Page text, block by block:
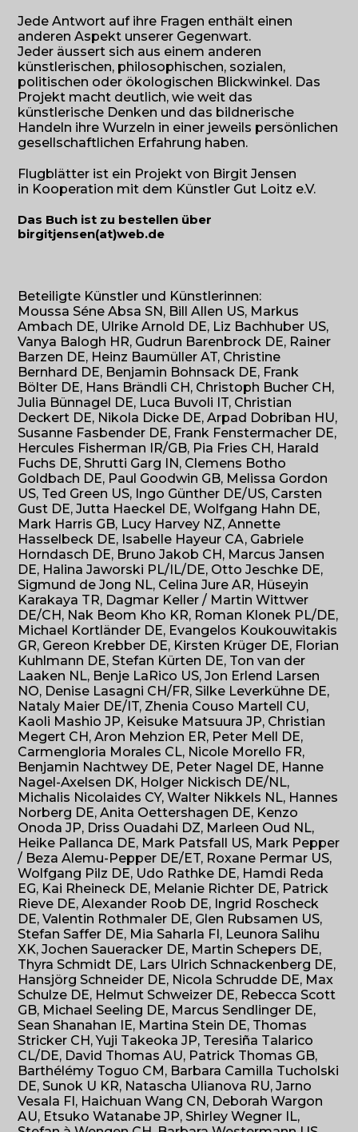
Jede Antwort auf ihre Fragen enthält einen
anderen Aspekt unserer Gegenwart.
Jeder äussert sich aus einem anderen
künstlerischen, philosophischen, sozialen,
politischen oder ökologischen Blickwinkel. Das
Projekt macht deutlich, wie weit das
künstlerische Denken und das bildnerische
Handeln ihre Wurzeln in einer jeweils persönlichen
gesellschaftlichen Erfahrung haben.
Flugblätter ist ein Projekt von Birgit Jensen
in Kooperation mit dem Künstler Gut Loitz e.V.
Das Buch ist zu bestellen über
birgitjensen(at)web.de
Beteiligte Künstler und Künstlerinnen:
Moussa Séne Absa SN, Bill Allen US, Markus
Ambach DE, Ulrike Arnold DE, Liz Bachhuber US,
Vanya Balogh HR, Gudrun Barenbrock DE, Rainer
Barzen DE, Heinz Baumüller AT, Christine
Bernhard DE, Benjamin Bohnsack DE, Frank
Bölter DE, Hans Brändli CH, Christoph Bucher CH,
Julia Bünnagel DE, Luca Buvoli IT, Christian
Deckert DE, Nikola Dicke DE, Arpad Dobriban HU,
Susanne Fasbender DE, Frank Fenstermacher DE,
Hercules Fisherman IR/GB, Pia Fries CH, Harald
Fuchs DE, Shrutti Garg IN, Clemens Botho
Goldbach DE, Paul Goodwin GB, Melissa Gordon
US, Ted Green US, Ingo Günther DE/US, Carsten
Gust DE, Jutta Haeckel DE, Wolfgang Hahn DE,
Mark Harris GB, Lucy Harvey NZ, Annette
Hasselbeck DE, Isabelle Hayeur CA, Gabriele
Horndasch DE, Bruno Jakob CH, Marcus Jansen
DE, Halina Jaworski PL/IL/DE, Otto Jeschke DE,
Sigmund de Jong NL, Celina Jure AR, Hüseyin
Karakaya TR, Dagmar Keller / Martin Wittwer
DE/CH, Nak Beom Kho KR, Roman Klonek PL/DE,
Michael Kortländer DE, Evangelos Koukouwitakis
GR, Gereon Krebber DE, Kirsten Krüger DE, Florian
Kuhlmann DE, Stefan Kürten DE, Ton van der
Laaken NL, Benje LaRico US, Jon Erlend Larsen
NO, Denise Lasagni CH/FR, Silke Leverkühne DE,
Nataly Maier DE/IT, Zhenia Couso Martell CU,
Kaoli Mashio JP, Keisuke Matsuura JP, Christian
Megert CH, Aron Mehzion ER, Peter Mell DE,
Carmengloria Morales CL, Nicole Morello FR,
Benjamin Nachtwey DE, Peter Nagel DE, Hanne
Nagel-Axelsen DK, Holger Nickisch DE/NL,
Michalis Nicolaides CY, Walter Nikkels NL, Hannes
Norberg DE, Anita Oettershagen DE, Kenzo
Onoda JP, Driss Ouadahi DZ, Marleen Oud NL,
Heike Pallanca DE, Mark Patsfall US, Mark Pepper
/ Beza Alemu-Pepper DE/ET, Roxane Permar US,
Wolfgang Pilz DE, Udo Rathke DE, Hamdi Reda
EG, Kai Rheineck DE, Melanie Richter DE, Patrick
Rieve DE, Alexander Roob DE, Ingrid Roscheck
DE, Valentin Rothmaler DE, Glen Rubsamen US,
Stefan Saffer DE, Mia Saharla FI, Leunora Salihu
XK, Jochen Saueracker DE, Martin Schepers DE,
Thyra Schmidt DE, Lars Ulrich Schnackenberg DE,
Hansjörg Schneider DE, Nicola Schrudde DE, Max
Schulze DE, Helmut Schweizer DE, Rebecca Scott
GB, Michael Seeling DE, Marcus Sendlinger DE,
Sean Shanahan IE, Martina Stein DE, Thomas
Stricker CH, Yuji Takeoka JP, Teresiña Talarico
CL/DE, David Thomas AU, Patrick Thomas GB,
Barthélémy Toguo CM, Barbara Camilla Tucholski
DE, Sunok U KR, Natascha Ulianova RU, Jarno
Vesala FI, Haichuan Wang CN, Deborah Wargon
AU, Etsuko Watanabe JP, Shirley Wegner IL,